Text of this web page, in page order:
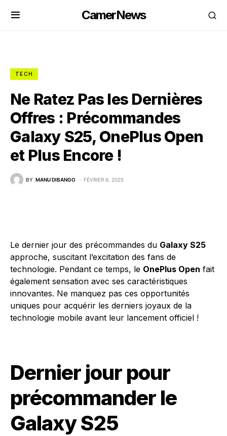
CamerNews
TECH
Ne Ratez Pas les Dernières
Offres : Précommandes
Galaxy S25, OnePlus Open
et Plus Encore !
BY MANU DIBANGO FÉVRIER 6, 2025
Le dernier jour des précommandes du Galaxy S25
approche, suscitant l’excitation des fans de
technologie. Pendant ce temps, le OnePlus Open fait
également sensation avec ses caractéristiques
innovantes. Ne manquez pas ces opportunités
uniques pour acquérir les derniers joyaux de la
technologie mobile avant leur lancement officiel !
Dernier jour pour
précommander le
Galaxy S25